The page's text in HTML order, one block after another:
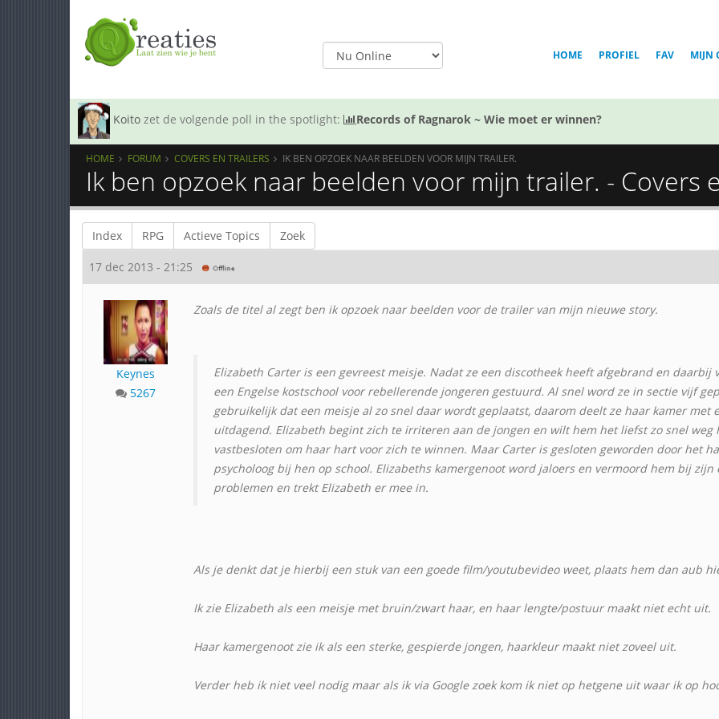
HOME PROFIEL FAV MIJN
Koito zet de volgende poll in the spotlight: Records of Ragnarok ~ Wie moet er winnen?
HOME FORUM COVERS EN TRAILERS IK BEN OPZOEK NAAR BEELDEN VOOR MIJN TRAILER.
Ik ben opzoek naar beelden voor mijn trailer. - Covers
Index RPG Actieve Topics Zoek
17 dec 2013 - 21:25
Keynes
5267
Zoals de titel al zegt ben ik opzoek naar beelden voor de trailer van mijn nieuwe story.
Elizabeth Carter is een gevreest meisje. Nadat ze een discotheek heeft afgebrand en
een Engelse kostschool voor rebellerende jongeren gestuurd. Al snel word ze in sectie vijf
gebruikelijk dat een meisje al zo snel daar wordt geplaatst, daarom deelt ze haar kamer met
uitdagend. Elizabeth begint zich te irriteren aan de jongen en wilt hem het liefst zo snel weg
vastbesloten om haar hart voor zich te winnen. Maar Carter is gesloten geworden door het
psycholoog bij hen op school. Elizabeths kamergenoot word jaloers en vermoord hem bij
problemen en trekt Elizabeth er mee in.
Als je denkt dat je hierbij een stuk van een goede film/youtubevideo weet, plaats hem dan aub
Ik zie Elizabeth als een meisje met bruin/zwart haar, en haar lengte/postuur maakt niet echt uit.
Haar kamergenoot zie ik als een sterke, gespierde jongen, haarkleur maakt niet zoveel uit.
Verder heb ik niet veel nodig maar als ik via Google zoek kom ik niet op hetgene uit waar ik op